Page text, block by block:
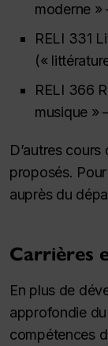
moderne »
RELI 331
(«
RELI 366
musique »
D’autres
proposés.
auprès du
Carrières
En plus de
approfondie
compétences